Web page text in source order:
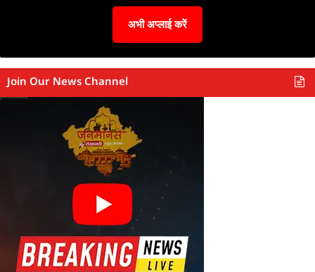
अभी अप्लाई करें
Join Our News Channel